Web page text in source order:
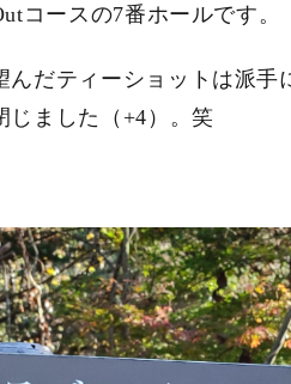
コースの7番ホールです。
んだティーショットは派手
じました（+4）。笑